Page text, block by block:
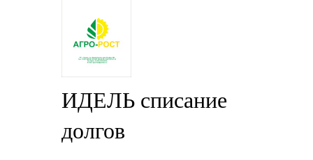
ИДЕЛЬ списание
долгов